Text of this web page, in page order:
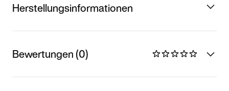
Herstellungsinformationen
Bewertungen (0)